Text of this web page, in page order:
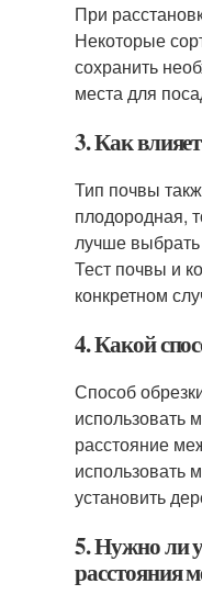
При
Некоторые
сохранить
места для
3. Как
Тип почвы
плодородная,
лучше выбрать
Тест почвы и
конкретном
4. Какой
Способ
использовать
расстояние
использовать
установить
5. Нужно ли
расстояния